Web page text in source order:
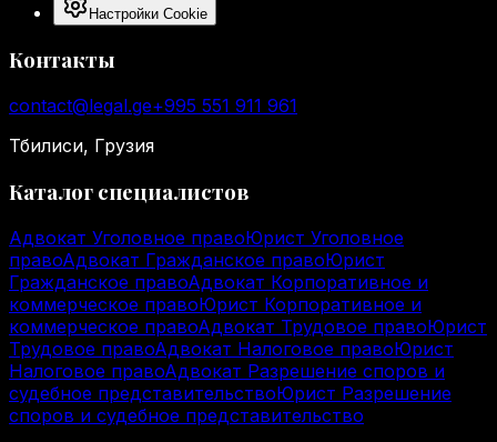
Настройки Cookie
Контакты
contact@legal.ge+995 551 911 961
Тбилиси, Грузия
Каталог специалистов
Адвокат Уголовное правоЮрист Уголовное
правоАдвокат Гражданское правоЮрист
Гражданское правоАдвокат Корпоративное и
коммерческое правоЮрист Корпоративное и
коммерческое правоАдвокат Трудовое правоЮрист
Трудовое правоАдвокат Налоговое правоЮрист
Налоговое правоАдвокат Разрешение споров и
судебное представительствоЮрист Разрешение
споров и судебное представительство